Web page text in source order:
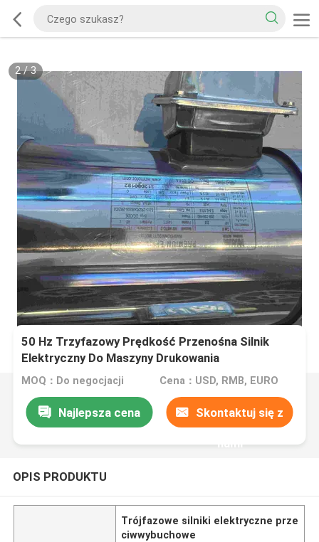
2/3
50 Hz Trzyfazowy Prędkość Przenośna Silnik
Elektryczny Do Maszyny Drukowania
MOQ：Do negocjacji Cena：USD, RMB, EURO
Najlepsza cena Skontaktuj się z
nami
OPIS PRODUKTU
Trójfazowe silniki elektryczne prze
ciwwybuchowe